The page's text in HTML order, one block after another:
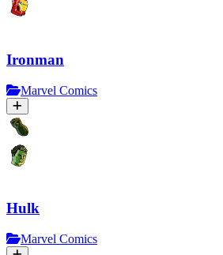
Ironman
Marvel Comics
Hulk
Marvel Comics